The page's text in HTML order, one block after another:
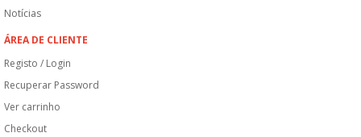
Notícias
ÁREA DE CLIENTE
Registo / Login
Recuperar Password
Ver carrinho
Checkout